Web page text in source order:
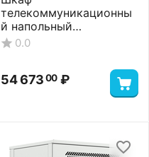
телекоммуникационны
й напольный
ШТНП-22U-800-800-П-
0.0
54 67300 ₽